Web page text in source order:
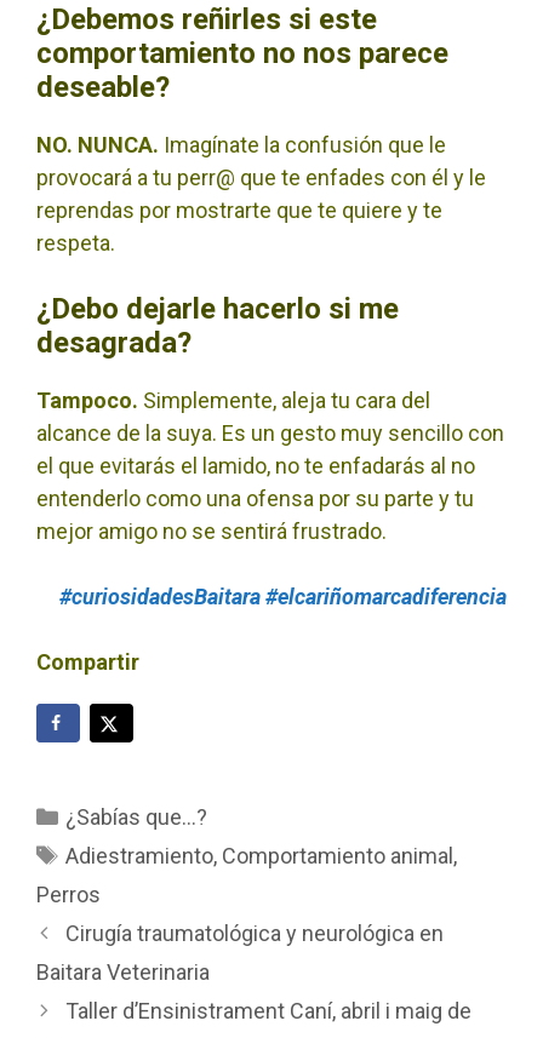
¿Debemos reñirles si este
comportamiento no nos parece
deseable?
NO. NUNCA. Imagínate la confusión que le
provocará a tu perr@ que te enfades con él y le
reprendas por mostrarte que te quiere y te
respeta.
¿Debo dejarle hacerlo si me
desagrada?
Tampoco. Simplemente, aleja tu cara del
alcance de la suya. Es un gesto muy sencillo con
el que evitarás el lamido, no te enfadarás al no
entenderlo como una ofensa por su parte y tu
mejor amigo no se sentirá frustrado.
#curiosidadesBaitara#elcariñomarcadiferencia
Compartir
Categorías
¿Sabías que…?
Etiquetas
Adiestramiento, Comportamiento animal ,
Perros
Cirugía traumatológica y neurológica en
Baitara Veterinaria
Taller d’Ensinistrament Caní, abril i maig de